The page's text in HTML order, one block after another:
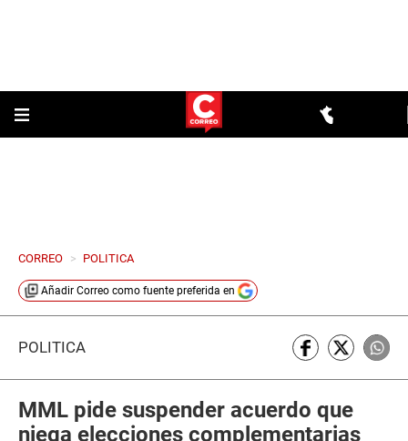
CORREO > POLITICA
Añadir Correo como fuente preferida en
POLÍTICA
MML pide suspender acuerdo que
niega elecciones complementarias